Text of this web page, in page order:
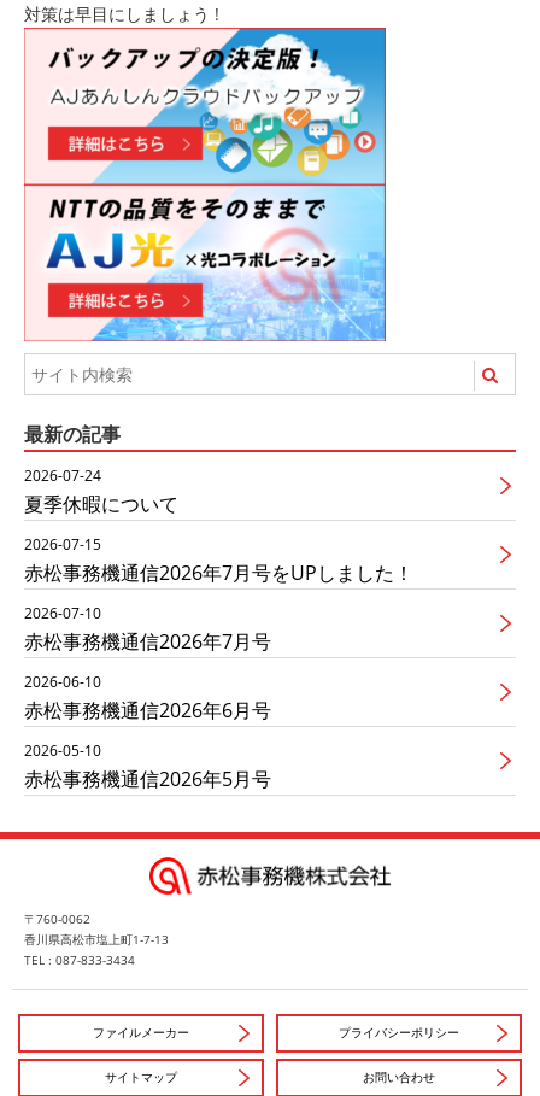
対策は早目にしましょう !
最新の記事
2026-07-24
夏季休暇について
2026-07-15
赤松事務機通信2026年7月号をUPしました！
2026-07-10
赤松事務機通信2026年7月号
2026-06-10
赤松事務機通信2026年6月号
2026-05-10
赤松事務機通信2026年5月号
〒760-0062
香川県高松市塩上町1-7-13
TEL : 087-833-3434
ファイルメーカー プライバシーポリシー
サイトマップ お問い合わせ